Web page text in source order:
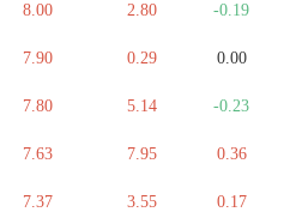
8.00 2.80 -0.19
7.90 0.29 0.00
7.80 5.14 -0.23
7.63 7.95 0.36
7.37 3.55 0.17